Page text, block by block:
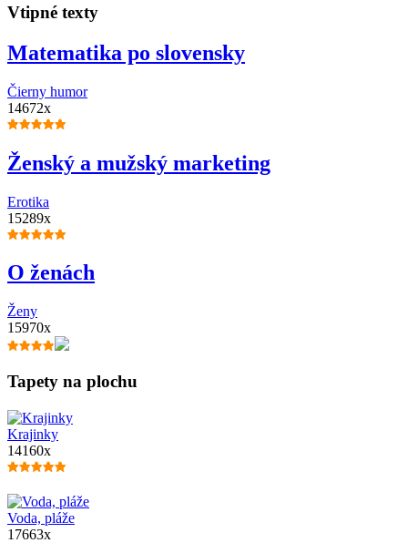
Vtipné texty
Matematika po slovensky
Čierny humor
14672x
Ženský a mužský marketing
Erotika
15289x
O ženách
Ženy
15970x
Tapety na plochu
Krajinky
14160x
Voda, pláže
17663x